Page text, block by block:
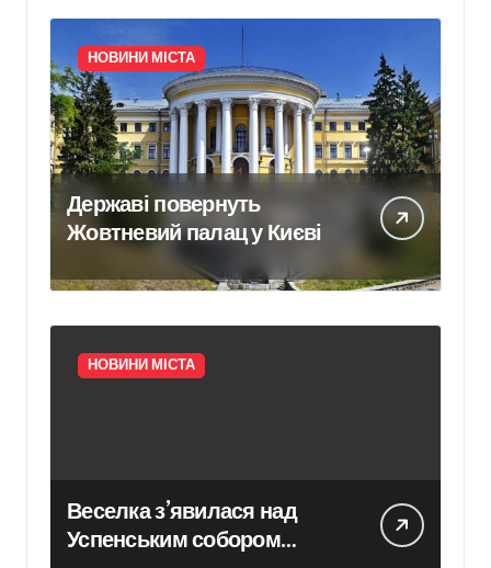
НОВИНИ МІСТА
Державі повернуть
Жовтневий палац у Києві
НОВИНИ МІСТА
Веселка з’явилася над
Успенським собором